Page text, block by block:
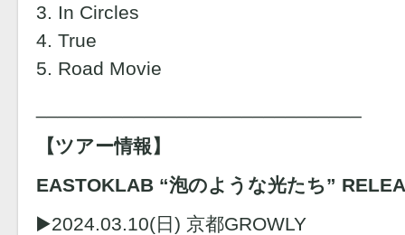
3. In Circles
4. True
5. Road Movie
【ツアー情報】
EASTOKLAB “泡のような光たち”
▶️2024.03.10(日) 京都GROWLY